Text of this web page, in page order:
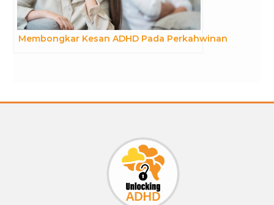
Membongkar Kesan ADHD Pada Perkahwinan